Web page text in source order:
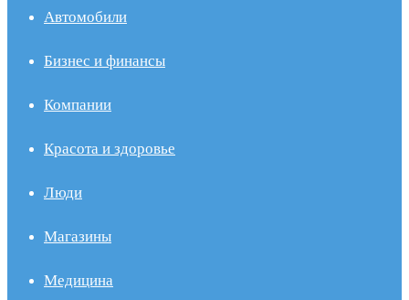
Автомобили
Бизнес и финансы
Компании
Красота и здоровье
Люди
Магазины
Медицина